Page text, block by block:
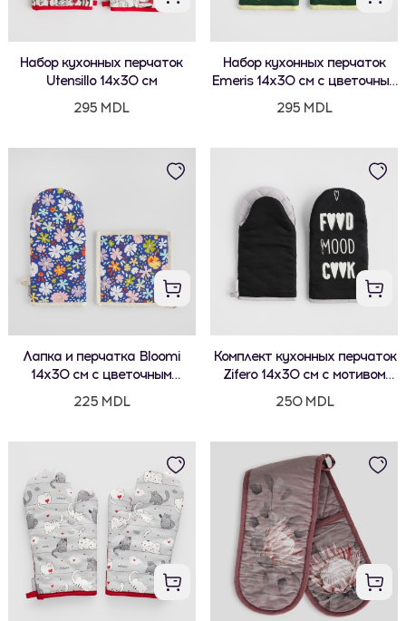
Набор кухонных перчаток
Utensillo 14x30 см
295 MDL
Набор кухонных перчаток
Emeris 14x30 см с цветочным
мотивом
295 MDL
Лапка и перчатка Bloomi
14x30 см с цветочным
мотивом
225 MDL
Комплект кухонных перчаток
Zifero 14x30 см с мотивом
надписей
250 MDL